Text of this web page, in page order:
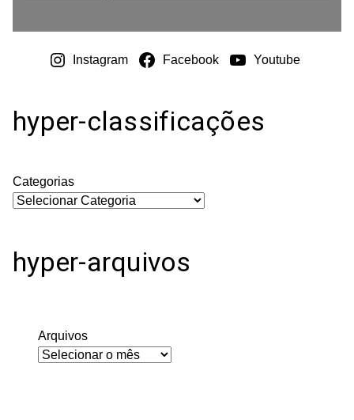
Instagram Facebook Youtube
hyper-classificações
Categorias
hyper-arquivos
Arquivos